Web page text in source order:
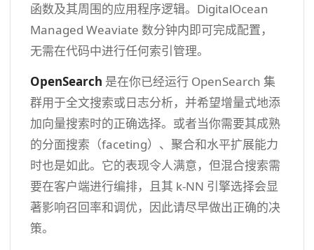
函数及其周围的应用程序逻辑。DigitalOcean
Managed Weaviate 数分钟内即可完成配置，
无需在代码中进行任何索引管理。
OpenSearch 是在你已经运行 OpenSearch 集
群用于全文搜索或日志分析，并希望增量式地添
加向量搜索时的正确选择。或者当你需要其成熟
的分面搜索（faceting）、聚合和水平扩展能力
时也是如此。它的表现令人满意，但混合搜索需
要在客户端进行编排，且其 k-NN 引擎选择会显
著影响召回率和调优，因此请尽早做出正确的决
策。